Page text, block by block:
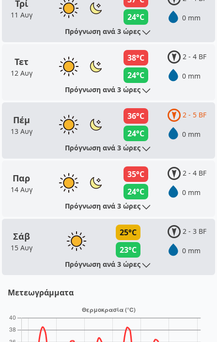
Τρί
11 Αυγ
24°C
0 mm
Πρόγνωση ανά 3 ώρες
Τετ
12 Αυγ
38°C
24°C
2 - 4 BF
0 mm
Πρόγνωση ανά 3 ώρες
Πέμ
13 Αυγ
36°C
24°C
2 - 5 BF
0 mm
Πρόγνωση ανά 3 ώρες
Παρ
14 Αυγ
35°C
24°C
2 - 4 BF
0 mm
Πρόγνωση ανά 3 ώρες
Σάβ
15 Αυγ
25°C
23°C
2 - 3 BF
0 mm
Πρόγνωση ανά 3 ώρες
Μετεωγράμματα